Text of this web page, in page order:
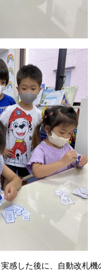
感した後に、自動改札機